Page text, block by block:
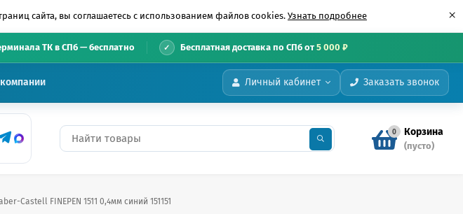
сайта, вы соглашаетесь с использованием файлов cookies. Узнать подробнее ×
ТК в СПб — бесплатно Бесплатная доставка по СПб от5 000 ₽
Личный кабинет Заказать звонок
0 Корзина
(пусто)
Castell FINEPEN 1511 0,4мм синий 151151